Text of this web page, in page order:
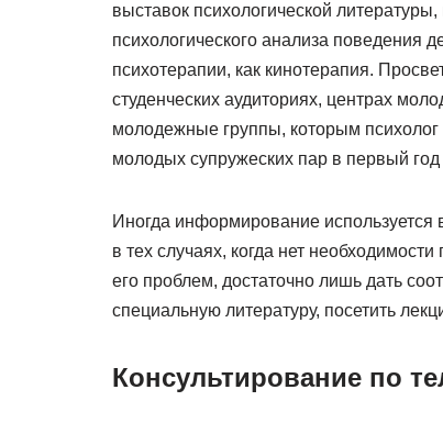
выставок психологической
психологического анализа поведения
психотерапии, как кинотерапия.
студенческих аудиториях, центрах
молодежные группы, которым
молодых супружеских пар в первый
Иногда информирование используется
в тех случаях, когда нет
его проблем, достаточно лишь дать
специальную литературу, посетить
Консультирование по